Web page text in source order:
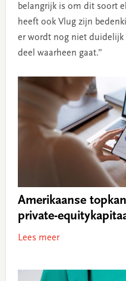
belangrijk is om dit soort
heeft ook Vlug zijn
er wordt nog niet duidelijk
deel waarheen gaat.”
Amerikaanse
private-
Lees meer